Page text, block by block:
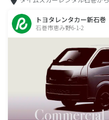
トヨタレンタカー新石巻
石巻市恵み野6-1-2